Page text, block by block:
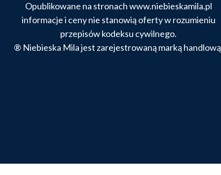
Opublikowane na stronach www.niebieskamila.pl
informacje i ceny nie stanowią oferty w rozumieniu
przepisów kodeksu cywilnego.
® Niebieska Mila jest zarejestrowaną marką